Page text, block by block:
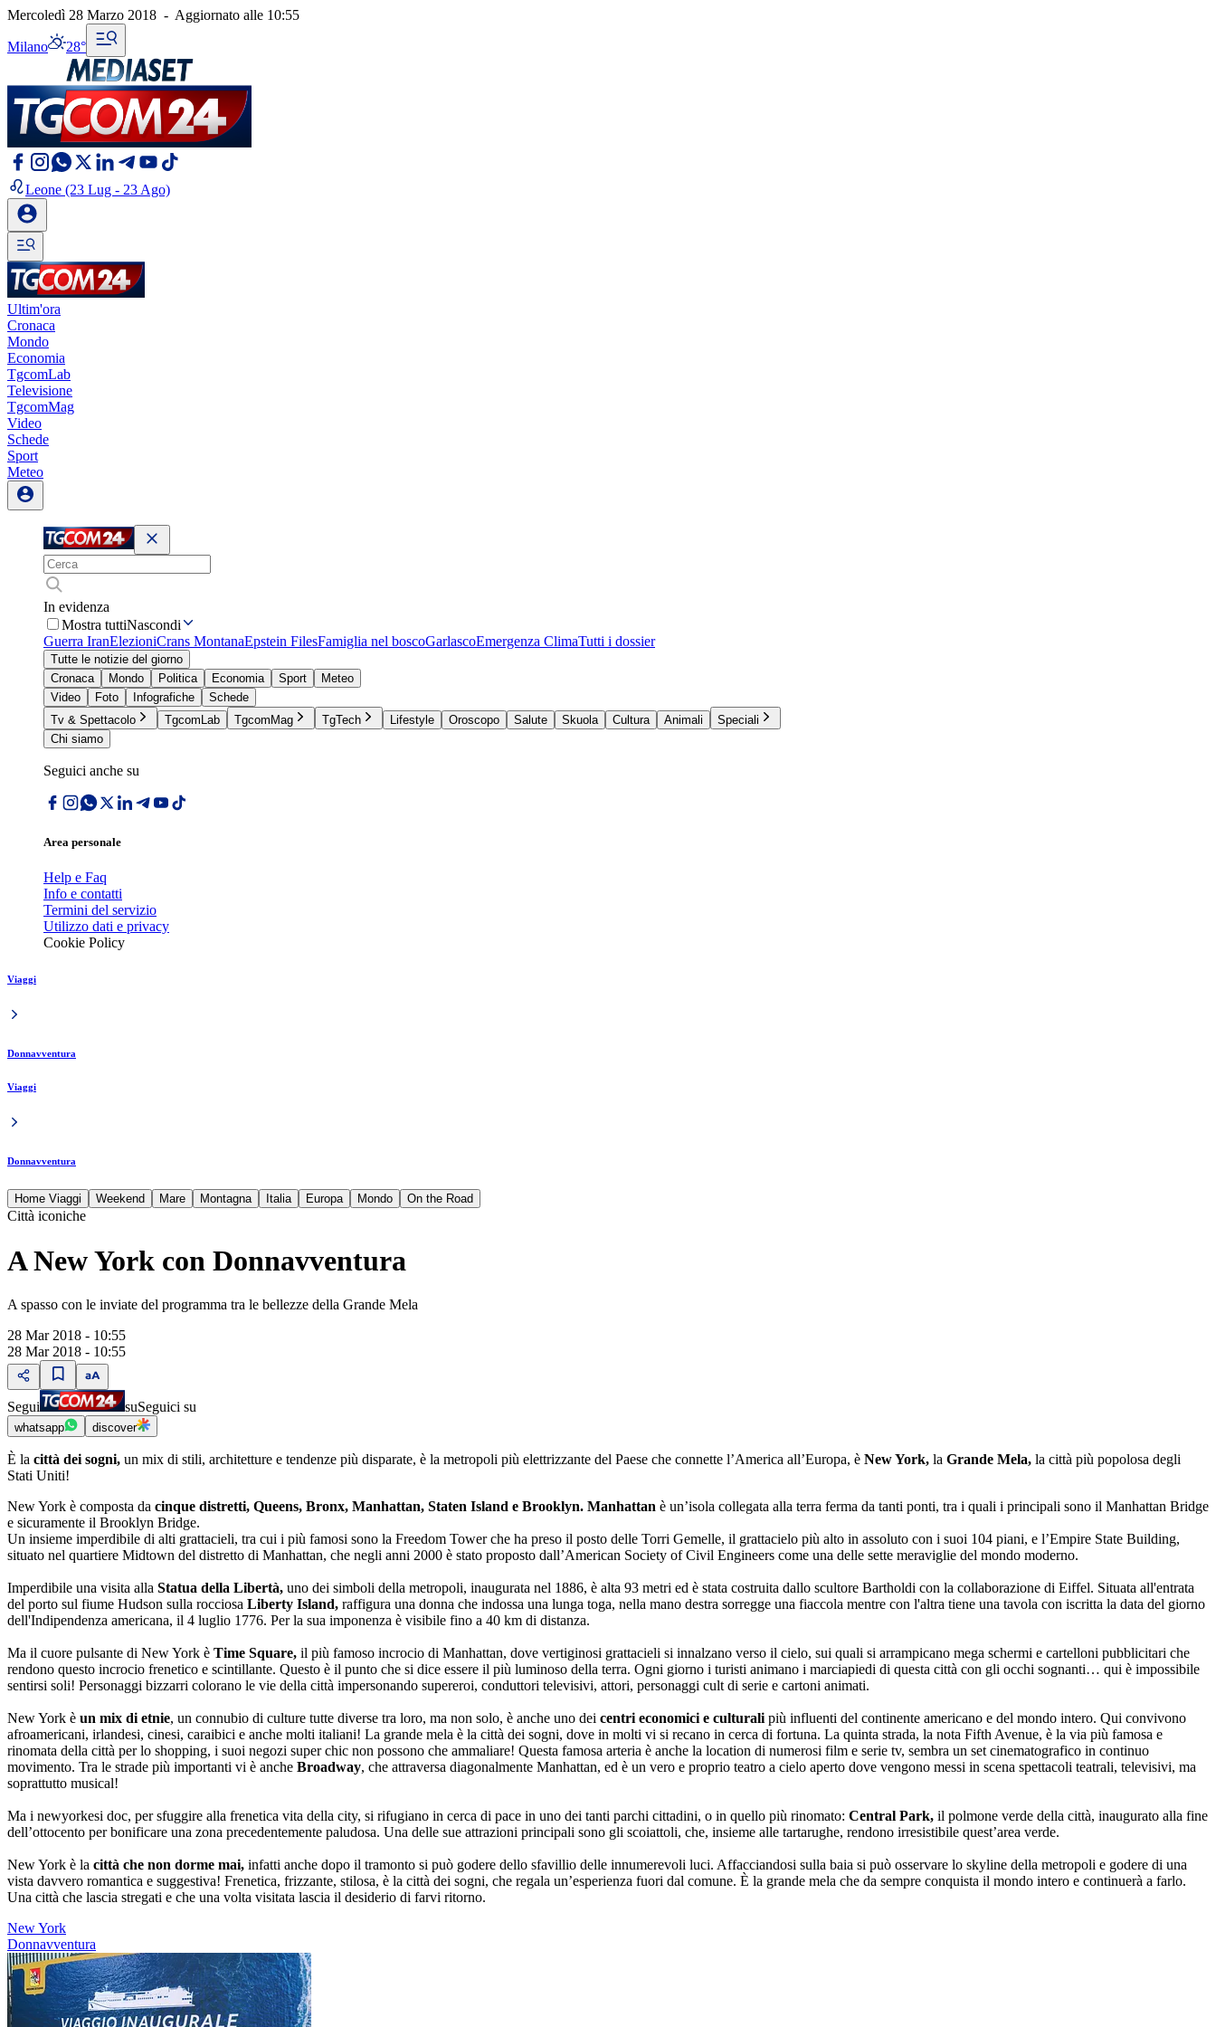
Mercoledì 28 Marzo 2018 - Aggiornato alle 10:55
Milano 28°
Leone (23 Lug - 23 Ago)
Ultim'ora
Cronaca
Mondo
Economia
TgcomLab
Televisione
TgcomMag
Video
Schede
Sport
Meteo
In evidenza
Mostra tuttiNascondi
Guerra IranElezioniCrans MontanaEpstein FilesFamiglia nel boscoGarlascoEmergenza ClimaTutti i dossier
Tutte le notizie del giorno
Cronaca
Mondo Politica Economia Sport
Meteo
Video
Foto Infografiche
Schede
Tv & Spettacolo
TgcomLab TgcomMag TgTech Lifestyle Oroscopo Salute Skuola Cultura Animali
Speciali
Chi siamo
Seguici anche su
Area personale
Help e Faq
Info e contatti
Termini del servizio
Utilizzo dati e privacy
Cookie Policy
Viaggi
Donnavventura
Viaggi
Donnavventura
Home Viaggi Weekend Mare Montagna Italia Europa Mondo On the Road
Città iconiche
A New York con Donnavventura
A spasso con le inviate del programma tra le bellezze della Grande Mela
28 Mar 2018 - 10:55
28 Mar 2018 - 10:55
Segui suSeguici su
whatsapp discover
È la città dei sogni, un mix di stili, architetture e tendenze più disparate, è la metropoli più elettrizzante del Paese che connette l’America all’Europa, è New York, la Grande Mela, la città più popolosa degli
Stati Uniti!
New York è composta da cinque distretti, Queens, Bronx, Manhattan, Staten Island e Brooklyn. Manhattan è un’isola collegata alla terra ferma da tanti ponti, tra i quali i principali sono il Manhattan Bridge
e sicuramente il Brooklyn Bridge.
Un insieme imperdibile di alti grattacieli, tra cui i più famosi sono la Freedom Tower che ha preso il posto delle Torri Gemelle, il grattacielo più alto in assoluto con i suoi 104 piani, e l’Empire State Building,
situato nel quartiere Midtown del distretto di Manhattan, che negli anni 2000 è stato proposto dall’American Society of Civil Engineers come una delle sette meraviglie del mondo moderno.
Imperdibile una visita alla Statua della Libertà, uno dei simboli della metropoli, inaugurata nel 1886, è alta 93 metri ed è stata costruita dallo scultore Bartholdi con la collaborazione di Eiffel. Situata all'entrata
del porto sul fiume Hudson sulla rocciosa Liberty Island, raffigura una donna che indossa una lunga toga, nella mano destra sorregge una fiaccola mentre con l'altra tiene una tavola con iscritta la data del giorno
dell'Indipendenza americana, il 4 luglio 1776. Per la sua imponenza è visibile fino a 40 km di distanza.
Ma il cuore pulsante di New York è Time Square, il più famoso incrocio di Manhattan, dove vertiginosi grattacieli si innalzano verso il cielo, sui quali si arrampicano mega schermi e cartelloni pubblicitari che
rendono questo incrocio frenetico e scintillante. Questo è il punto che si dice essere il più luminoso della terra. Ogni giorno i turisti animano i marciapiedi di questa città con gli occhi sognanti… qui è impossibile
sentirsi soli! Personaggi bizzarri colorano le vie della città impersonando supereroi, conduttori televisivi, attori, personaggi cult di serie e cartoni animati.
New York è un mix di etnie, un connubio di culture tutte diverse tra loro, ma non solo, è anche uno dei centri economici e culturali più influenti del continente americano e del mondo intero. Qui convivono
afroamericani, irlandesi, cinesi, caraibici e anche molti italiani! La grande mela è la città dei sogni, dove in molti vi si recano in cerca di fortuna. La quinta strada, la nota Fifth Avenue, è la via più famosa e
rinomata della città per lo shopping, i suoi negozi super chic non possono che ammaliare! Questa famosa arteria è anche la location di numerosi film e serie tv, sembra un set cinematografico in continuo
movimento. Tra le strade più importanti vi è anche Broadway, che attraversa diagonalmente Manhattan, ed è un vero e proprio teatro a cielo aperto dove vengono messi in scena spettacoli teatrali, televisivi, ma
soprattutto musical!
Ma i newyorkesi doc, per sfuggire alla frenetica vita della city, si rifugiano in cerca di pace in uno dei tanti parchi cittadini, o in quello più rinomato: Central Park, il polmone verde della città, inaugurato alla fine
dell’ottocento per bonificare una zona precedentemente paludosa. Una delle sue attrazioni principali sono gli scoiattoli, che, insieme alle tartarughe, rendono irresistibile quest’area verde.
New York è la città che non dorme mai, infatti anche dopo il tramonto si può godere dello sfavillio delle innumerevoli luci. Affacciandosi sulla baia si può osservare lo skyline della metropoli e godere di una
vista davvero romantica e suggestiva! Frenetica, frizzante, stilosa, è la città dei sogni, che regala un’esperienza fuori dal comune. È la grande mela che da sempre conquista il mondo intero e continuerà a farlo.
Una città che lascia stregati e che una volta visitata lascia il desiderio di farvi ritorno.
New York
Donnavventura